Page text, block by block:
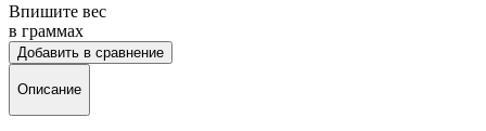
Впишите вес
в граммах
Добавить в сравнение
Описание